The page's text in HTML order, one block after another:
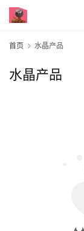
首页 水晶产品
水晶产品